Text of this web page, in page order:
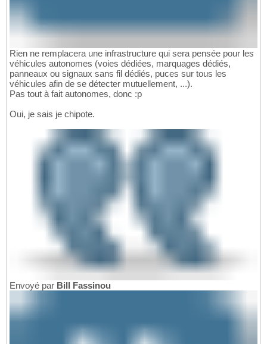
Rien ne remplacera une infrastructure qui sera pensée pour les
véhicules autonomes (voies dédiées, marquages dédiés,
panneaux ou signaux sans fil dédiés, puces sur tous les
véhicules afin de se détecter mutuellement, ...).
Pas tout à fait autonomes, donc :p
Oui, je sais je chipote.
Envoyé par Bill Fassinou